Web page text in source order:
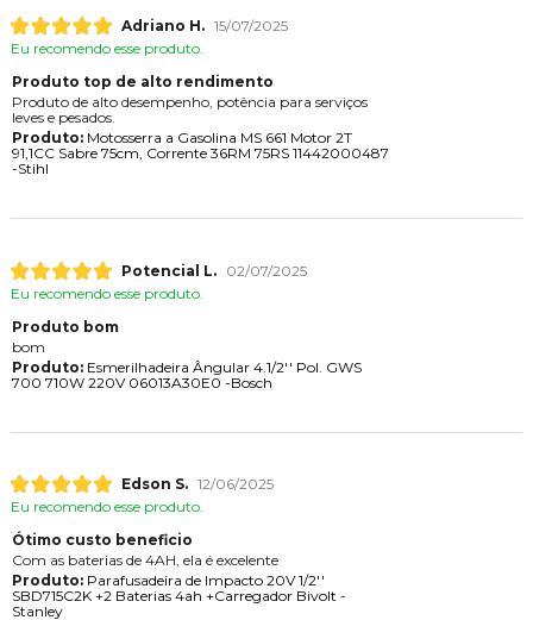
Adriano H. 15/07/2025
Eu recomendo esse produto.
Produto top de alto rendimento
Produto de alto desempenho, potência para serviços
leves e pesados.
Produto:Motosserra a Gasolina MS 661 Motor 2T
91,1CC Sabre 75cm, Corrente 36RM 75RS 11442000487
-Stihl
Potencial L.
02/07/2025
Eu recomendo esse produto.
Produto bom
bom
Produto:Esmerilhadeira Ângular 4.1/2'' Pol. GWS
700 710W 220V 06013A30E0 -Bosch
Edson S. 12/06/2025
Eu recomendo esse produto.
Ótimo custo beneficio
Com as baterias de 4AH, ela é excelente
Produto:Parafusadeira de Impacto 20V 1/2''
SBD715C2K +2 Baterias 4ah +Carregador Bivolt -
Stanley